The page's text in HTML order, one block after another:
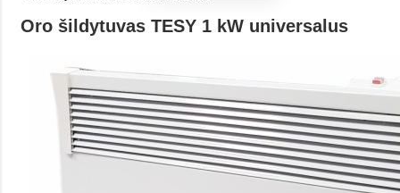
Oro šildytuvas TESY 1 kW universalus